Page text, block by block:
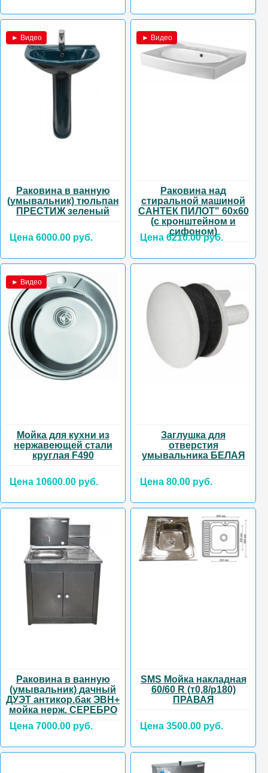
► Видео
Раковина в ванную
(умывальник) тюльпан
ПРЕСТИЖ зеленый
Цена 6000.00 руб.
► Видео
Раковина над
стиральной машиной
САНТЕК ПИЛОТ" 60х60
(с кронштейном и
сифоном)
Цена 6210.00 руб.
► Видео
Мойка для кухни из
нержавеющей стали
круглая F490
Цена 10600.00 руб.
Заглушка для
отверстия
умывальника БЕЛАЯ
Цена 80.00 руб.
Раковина в ванную
(умывальник) дачный
ДУЭТ антикор.бак ЭВН+
мойка нерж. СЕРЕБРО
Цена 7000.00 руб.
SMS Мойка накладная
60/60 R (т0,8/р180)
ПРАВАЯ
Цена 3500.00 руб.